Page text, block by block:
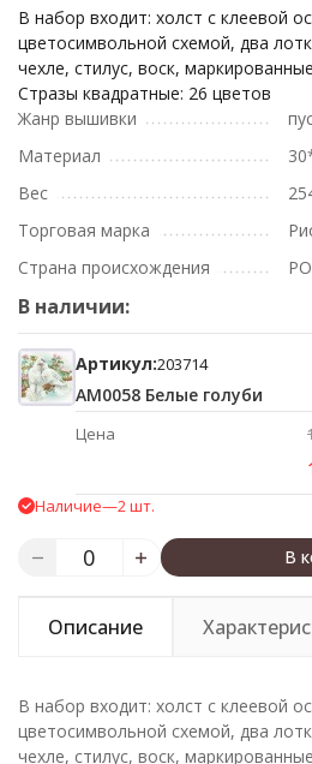
В набор входит: холст с клеевой
цветосимвольной схемой, два
чехле, стилус, воск,
Cтразы квадратные: 26 цветов
Жанр вышивки
Материал
Вес
Торговая марка
Страна происхождения
В наличии:
Артикул:203714
АМ0058 Белые голуби
Цена
Наличие—2 шт.
В
Описание
В набор входит: холст с клеевой
цветосимвольной схемой, два
чехле, стилус, воск,